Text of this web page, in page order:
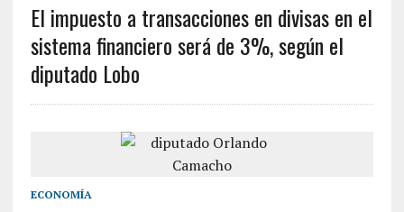
El impuesto a transacciones en divisas en el
sistema financiero será de 3%, según el
diputado Lobo
ECONOMÍA